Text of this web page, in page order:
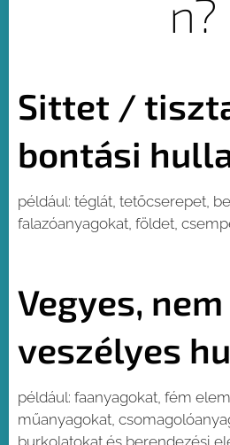
n?
Sittet /
bontási
például: téglát, tetőcserepet,
falazóanyagokat, földet,
Vegyes, nem
veszélyes
például: faanyagokat, fém
műanyagokat,
burkolatokat és berendezési